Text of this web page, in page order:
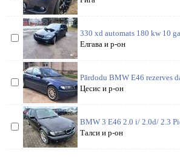
330 xd automats 180 kw 10
Елгава и р-он
Pārdodu BMW E46 rezerves
Цесис и р-он
BMW 3 E46 2.0 i/ 2.0d/ 2.3
Талси и р-он